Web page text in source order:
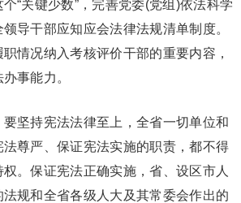
关键少数”，完善党委(党组)依法科学
导干部应知应会法律法规清单制度。
情况纳入考核评价干部的重要内容，
事能力。
持宪法法律至上，全省一切单位和
尊严、保证宪法实施的职责，都不得
。保证宪法正确实施，省、设区市人
规和全省各级人大及其常委会作出的